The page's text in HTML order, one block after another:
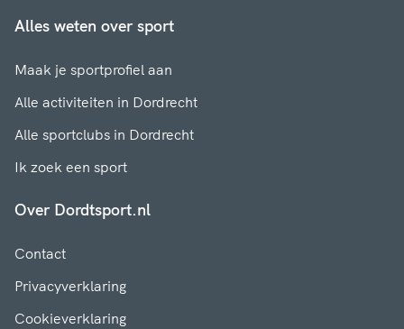
Alles weten over sport
Maak je sportprofiel aan
Alle activiteiten in Dordrecht
Alle sportclubs in Dordrecht
Ik zoek een sport
Over Dordtsport.nl
Contact
Privacyverklaring
Cookieverklaring